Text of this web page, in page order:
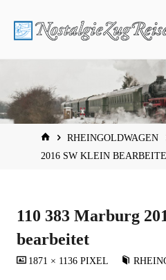
Inhalt
START
RHEINGOLDWAGEN
2016 SW KLEIN
110 383 Marburg
bearbeitet
VOLLSTÄNDIGE
1871 × 1136PIXEL